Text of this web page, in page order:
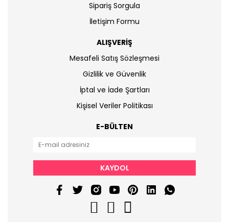
Sipariş Sorgula
İletişim Formu
ALIŞVERİŞ
Mesafeli Satış Sözleşmesi
Gizlilik ve Güvenlik
İptal ve İade Şartları
Kişisel Veriler Politikası
E-BÜLTEN
KAYDOL